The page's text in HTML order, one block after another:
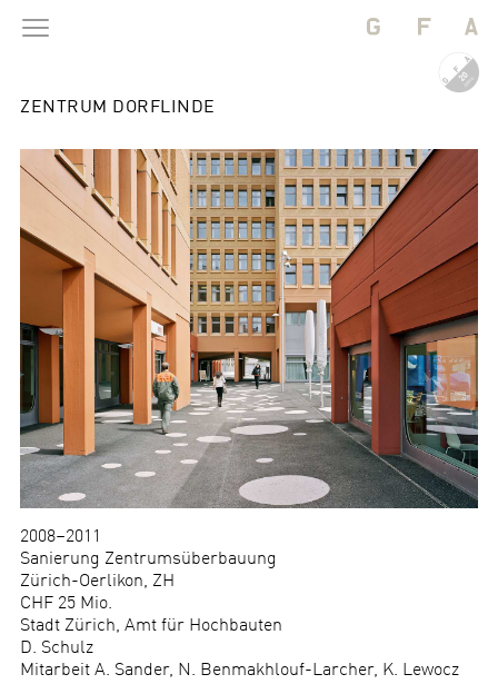
PROJEKTE
BÜRO
ZENTRUM DORFLINDE
2008–2011
Sanierung Zentrumsüberbauung
Zürich-Oerlikon, ZH
CHF 25 Mio.
Stadt Zürich, Amt für Hochbauten
D. Schulz
Mitarbeit A. Sander, N. Benmakhlouf-Larcher, K. Lewocz